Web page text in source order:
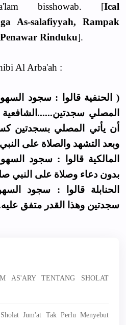
bisshowab. [Ical
As-salafiyyah, Rampak
Rinduku].
Al Arba'ah :
( الحنفية قالوا : سجود
المصلي
أن يأتي المصلي بسجدتين
وبعد التشهد والصلاة على
المالكية قالوا : سجود
بدون دعاء وصلاة على النبي
الحنابلة قالوا : سجود
سجدتين وهذا القدر متفق
AS'ARY TENTANG SHOLAT
Jum'at Tak Perlu Menyebut